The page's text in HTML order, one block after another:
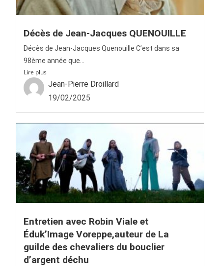
Décès de Jean-Jacques QUENOUILLE
Décès de Jean-Jacques Quenouille C’est dans sa
98ème année que...
Lire plus
Jean-Pierre Droillard
19/02/2025
Entretien avec Robin Viale et
Éduk’Image Voreppe,auteur de La
guilde des chevaliers du bouclier
d’argent déchu